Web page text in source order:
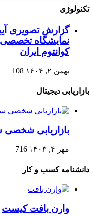
تکنولوژی
گزارش تصویری
نمایشگاه تخصصی
کوانتوم ایران
بهمن ۲, ۱۴۰۴ 108
بازاریابی دیجیتال
بازاریابی
مهر ۴, ۱۴۰۳ 716
دانشنامه کسب و کار
وارن بافت کیست